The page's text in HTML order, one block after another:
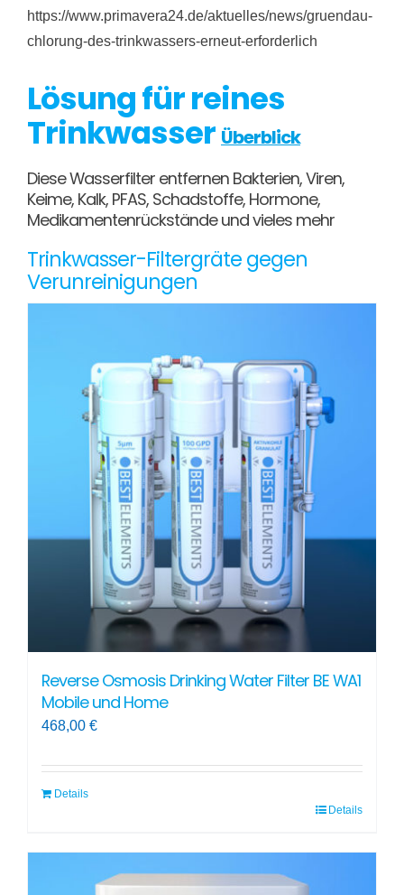
https://www.primavera24.de/aktuelles/news/gruendau-
chlorung-des-trinkwassers-erneut-erforderlich
Lösung für reines
Trinkwasser Überblick
Diese Wasserfilter entfernen Bakterien, Viren,
Keime, Kalk, PFAS, Schadstoffe, Hormone,
Medikamentenrückstände und vieles mehr
Trinkwasser-Filtergräte gegen
Verunreinigungen
Reverse Osmosis Drinking Water Filter BE WA1
Mobile und Home
468,00 €
Details
Details